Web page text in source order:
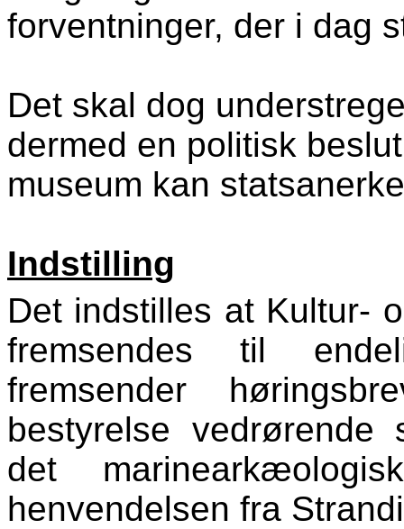
forventninger, der i dag
Det skal dog
dermed en politisk
museum kan
Indstilling
Det indstilles at Kultur-
fremsendes til
fremsender
bestyrelse vedrørende
det
henvendelsen fra